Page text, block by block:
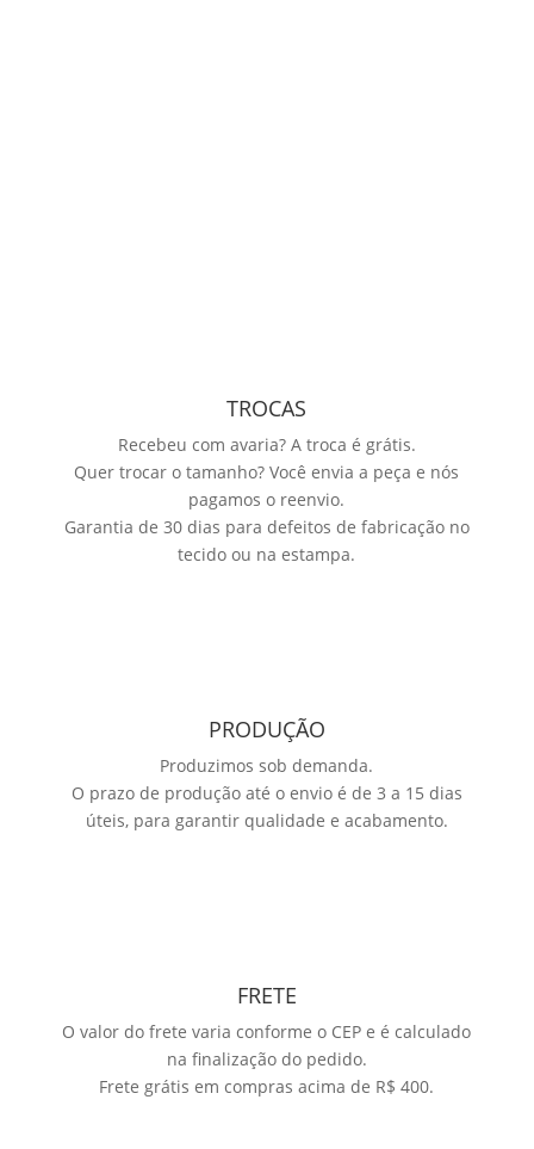
TROCAS
Recebeu com avaria? A troca é grátis.
Quer trocar o tamanho? Você envia a peça e nós
pagamos o reenvio.
Garantia de 30 dias para defeitos de fabricação no
tecido ou na estampa.
PRODUÇÃO
Produzimos sob demanda.
O prazo de produção até o envio é de 3 a 15 dias
úteis, para garantir qualidade e acabamento.
FRETE
O valor do frete varia conforme o CEP e é calculado
na finalização do pedido.
Frete grátis em compras acima de R$ 400.